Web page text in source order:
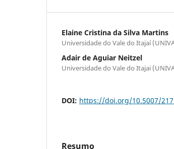
Elaine Cristina da Silva Martins
Universidade do Vale do Itajaí
Adair de Aguiar Neitzel
Universidade do Vale do Itajai
DOI: https://doi.org/10.5007/
Resumo